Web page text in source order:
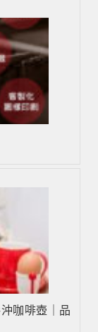
咖啡壺｜品